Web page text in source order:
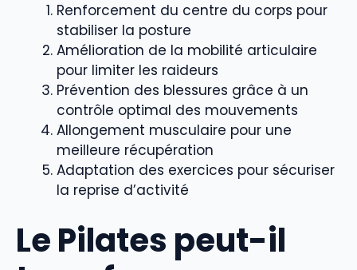
Renforcement du centre du corps pour
stabiliser la posture
Amélioration de la mobilité articulaire
pour limiter les raideurs
Prévention des blessures grâce à un
contrôle optimal des mouvements
Allongement musculaire pour une
meilleure récupération
Adaptation des exercices pour sécuriser
la reprise d’activité
Le Pilates peut-il